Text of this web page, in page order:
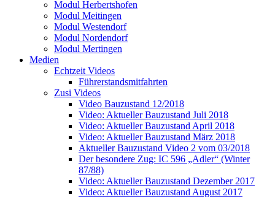
Modul Herbertshofen
Modul Meitingen
Modul Westendorf
Modul Nordendorf
Modul Mertingen
Medien
Echtzeit Videos
Führerstandsmitfahrten
Zusi Videos
Video Bauzustand 12/2018
Video: Aktueller Bauzustand Juli 2018
Video: Aktueller Bauzustand April 2018
Video: Aktueller Bauzustand März 2018
Aktueller Bauzustand Video 2 vom 03/2018
Der besondere Zug: IC 596 „Adler“ (Winter
87/88)
Video: Aktueller Bauzustand Dezember 2017
Video: Aktueller Bauzustand August 2017